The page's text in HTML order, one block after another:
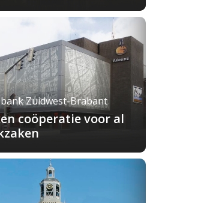
Zuidwest-Brabant
coöperatie voor al